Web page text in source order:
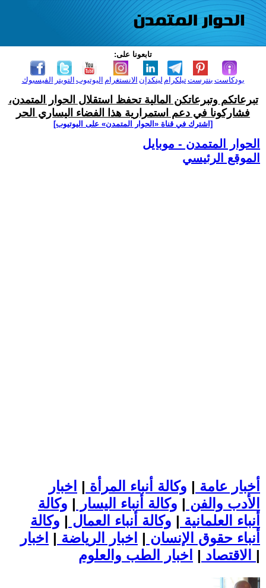
تابعونا على:
الفيسبوك التويتر اليوتيوب الانستغرام لينكدإن تيلكرامبنترست بودكاست
تبرعاتكم وتبرعاتكن المالية تحفظ استقلال الحوار المتمدن،
فشاركونا في دعم استمرارية هذا الفضاء اليساري الحر
[اشترك في قناة ‫«الحوار المتمدن» على اليوتيوب]
الحوار المتمدن - موبايل
الموقع الرئيسي
أخبار عامة | وكالة أنباء المرأة | اخبار
الأدب والفن | وكالة أنباء اليسار | وكالة
أنباء العلمانية | وكالة أنباء العمال | وكالة
أنباء حقوق الإنسان | اخبار الرياضة | اخبار
الاقتصاد | |